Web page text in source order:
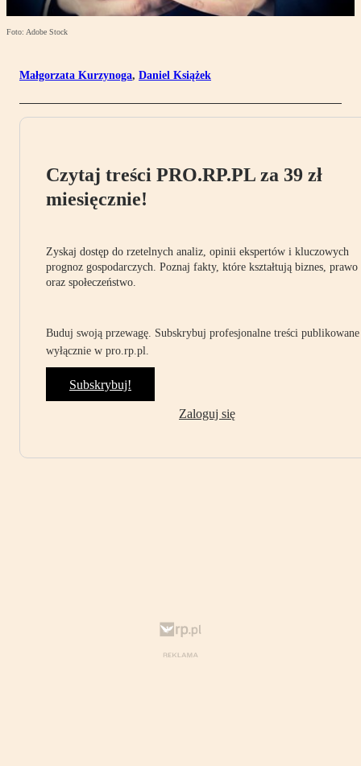
Foto: Adobe Stock
Małgorzata Kurzynoga, Daniel Książek
Czytaj treści PRO.RP.PL za 39 zł
miesięcznie!
Zyskaj dostęp do rzetelnych analiz, opinii ekspertów i kluczowych
prognoz gospodarczych. Poznaj fakty, które kształtują biznes, prawo
oraz społeczeństwo.
Buduj swoją przewagę. Subskrybuj profesjonalne treści publikowane
wyłącznie w pro.rp.pl.
Subskrybuj!
Zaloguj się